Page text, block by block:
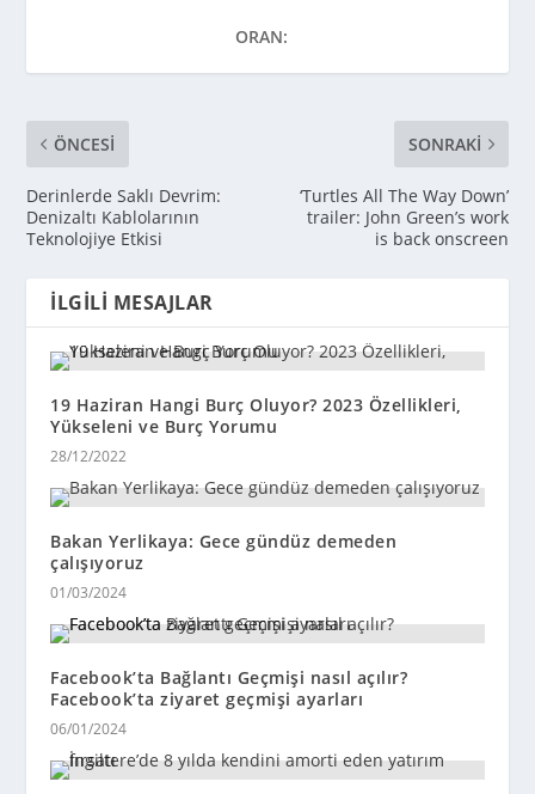
ORAN:
ÖNCESI
Derinlerde Saklı Devrim:
Denizaltı Kablolarının
Teknolojiye Etkisi
SONRAKI
‘Turtles All The Way Down’
trailer: John Green’s work
is back onscreen
İLGILI MESAJLAR
19 Haziran Hangi Burç Oluyor? 2023 Özellikleri,
Yükseleni ve Burç Yorumu
28/12/2022
Bakan Yerlikaya: Gece gündüz demeden
çalışıyoruz
01/03/2024
Facebook’ta Bağlantı Geçmişi nasıl açılır?
Facebook’ta ziyaret geçmişi ayarları
06/01/2024